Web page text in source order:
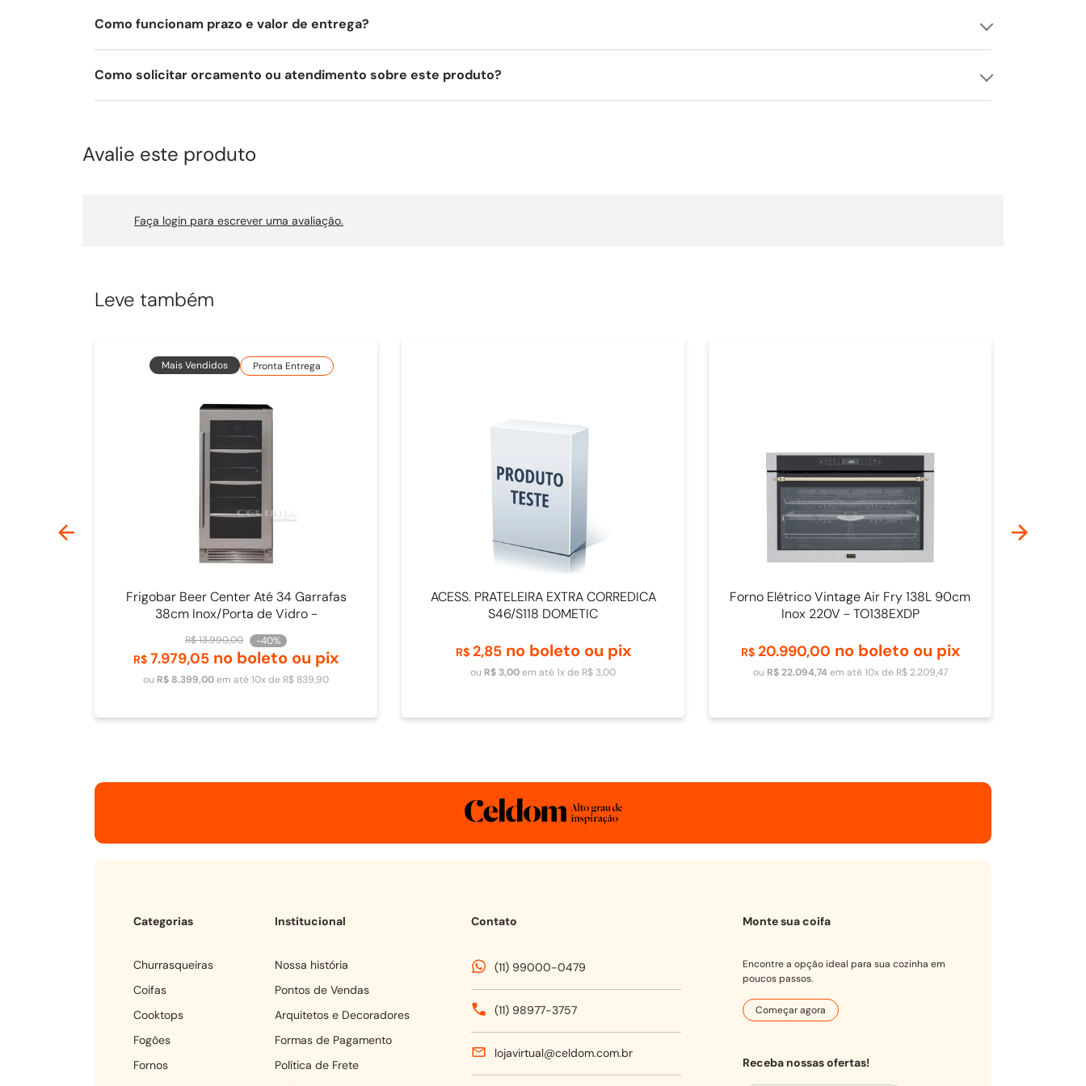
Como funcionam prazo e valor de entrega?
Como solicitar orcamento ou atendimento sobre este produto?
Avalie este produto
Faça login para escrever uma avaliação.
Leve também
Mais Vendidos Pronta Entrega
Frigobar Beer Center Até 34 Garrafas
38cm Inox/Porta de Vidro -
4093840009
R$13.990,00 -40%
R$ 7.979,05 no boleto ou pix
ou R$ 8.399,00em até10x de R$ 839,90
Adicionar ao carrinho
ACESS. PRATELEIRA EXTRA CORREDICA
S46/S118 DOMETIC
R$ 2,85no boleto ou pix
ou R$ 3,00em até1x de R$ 3,00
Adicionar ao carrinho
Forno Elétrico Vintage Air Fry 138L 90cm
Inox 220V - TO138EXDP
R$ 20.990,00 no boleto ou pix
ou R$ 22.094,74em até10x de R$ 2.209,47
Adicionar ao carrinho
Categorias
churrasqueiras
coifas
cooktops
fogões
fornos
Institucional
Nossa história
Pontos de Vendas
Arquitetos e Decoradores
Formas de Pagamento
Política de Frete
Contato
(11) 99000-0479
(11) 98977-3757
lojavirtual@celdom.com.br
Monte sua coifa
Encontre a opção ideal para sua cozinha em
poucos passos.
Começar agora
Receba nossas ofertas!